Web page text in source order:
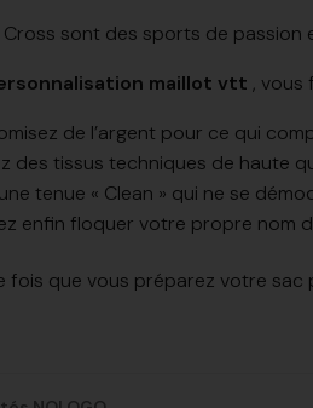
sont des sports de passion
maillot vtt , vous
de l’argent pour ce qui
des tissus techniques de haute
tenue « Clean » qui ne se
enfin floquer votre propre nom
fois que vous préparez votre